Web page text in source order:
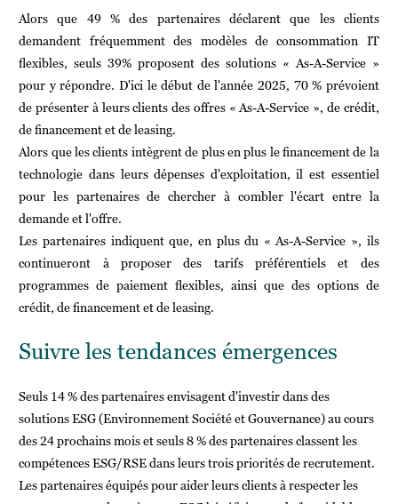
Alors que 49 % des partenaires déclarent que les clients
demandent fréquemment des modèles de consommation IT
flexibles, seuls 39% proposent des solutions « As-A-Service »
pour y répondre. D'ici le début de l'année 2025, 70 % prévoient
de présenter à leurs clients des offres « As-A-Service », de crédit,
de financement et de leasing.
Alors que les clients intègrent de plus en plus le financement de la
technologie dans leurs dépenses d'exploitation, il est essentiel
pour les partenaires de chercher à combler l'écart entre la
demande et l'offre.
Les partenaires indiquent que, en plus du « As-A-Service », ils
continueront à proposer des tarifs préférentiels et des
programmes de paiement flexibles, ainsi que des options de
crédit, de financement et de leasing.
Suivre les tendances émergences
Seuls 14 % des partenaires envisagent d'investir dans des
solutions ESG (Environnement Société et Gouvernance) au cours
des 24 prochains mois et seuls 8 % des partenaires classent les
compétences ESG/RSE dans leurs trois priorités de recrutement.
Les partenaires équipés pour aider leurs clients à respecter les